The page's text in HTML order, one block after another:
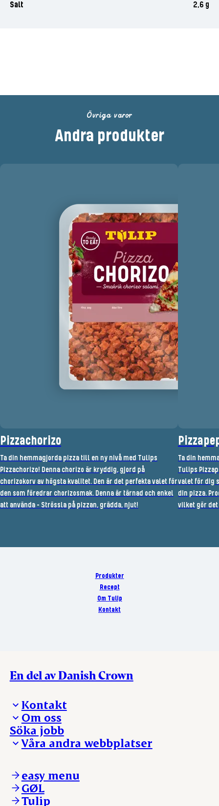
Salt 2,6 g
Övriga varor
Andra produkter
Pizzachorizo
Ta din hemmagjorda pizza till en ny nivå med Tulips
Pizzachorizo! Denna chorizo är kryddig, gjord på
chorizokorv av högsta kvalitet. Den är det perfekta valet för
den som föredrar chorizosmak. Denna är tärnad och enkel
att använda - Strössla på pizzan, grädda, njut!
Ta din
Tulips
valet för dig
din pizza.
vilket gör
Produkter
Recept
Om Tulip
Kontakt
En del av Danish Crown
Kontakt
Presskontakt – För dig som är journalist
Reklamation
Visselblåsning
Om oss
Vi tar ledningen
Våra ställen
Söka jobb
Våra andra webbplatser
ESS-FOOD.com
KLS.se
nordicspoor.com
easy menu
GØL
Tulip